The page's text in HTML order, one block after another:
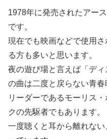
1978年に発売されたアー
です。
現在でも映画などで使用
る方も多いと思います。
夜の遊び場と言えば「デ
の曲は二度と戻らない青春
リーダーであるモーリス
クの先駆者でもあります。
一度聴くと耳から離れな